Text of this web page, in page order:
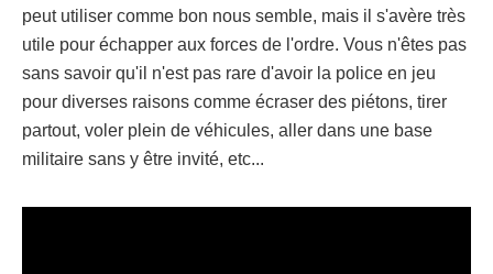
peut utiliser comme bon nous semble, mais il s'avère très
utile pour échapper aux forces de l'ordre. Vous n'êtes pas
sans savoir qu'il n'est pas rare d'avoir la police en jeu
pour diverses raisons comme écraser des piétons, tirer
partout, voler plein de véhicules, aller dans une base
militaire sans y être invité, etc...